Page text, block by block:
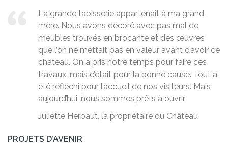
La grande tapisserie appartenait à ma grand-
mère. Nous avons décoré avec pas mal de
meubles trouvés en brocante et des œuvres
que l’on ne mettait pas en valeur avant d’avoir ce
château. On a pris notre temps pour faire ces
travaux, mais c’était pour la bonne cause. Tout a
été réfléchi pour l’accueil de nos visiteurs. Mais
aujourd’hui, nous sommes prêts à ouvrir.
Juliette Herbaut, la propriétaire du Château
PROJETS D’AVENIR